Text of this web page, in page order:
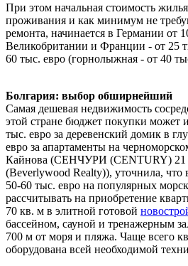
При этом начальная стоимость
проживания и как минимум не
ремонта, начинается в Германии от
Великобритании и Франции - от 25
60 тыс. евро (горнолыжная - от 40
Болгария: выбор обширнейший
Самая дешевая недвижимость
этой стране бюджет покупки может
тыс. евро за деревенский домик в
евро за апартаменты на
Кайнова (СЕНЧУРИ (CENTURY) 21
(Beverlywood Realty)), уточнила, что
50-60 тыс. евро на популярных
рассчитывать на приобретение
70 кв. м в элитной готовой
бассейном, сауной и тренажерным
700 м от моря и пляжа. Чаще всего
оборудована всей необходимой